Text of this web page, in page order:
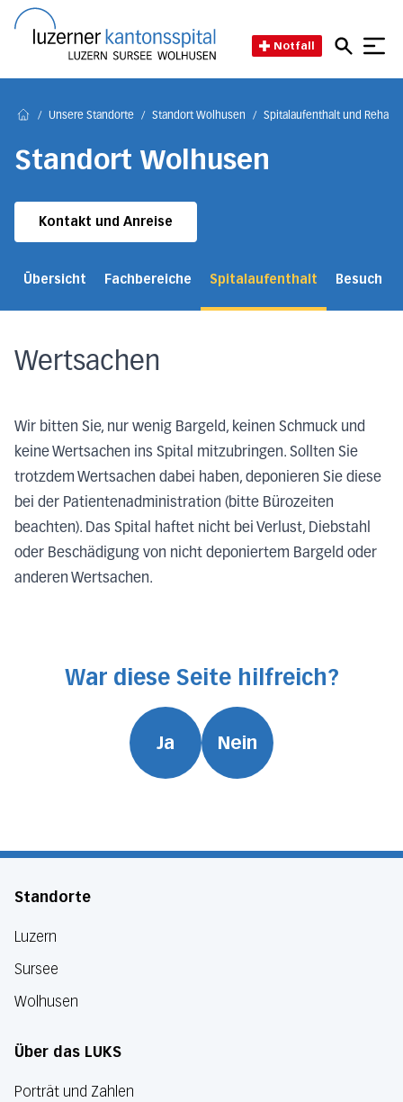
Notfall
/ Unsere Standorte / Standort Wolhusen / Spitalaufenthalt und Reha
Standort Wolhusen
Kontakt und Anreise
Übersicht Fachbereiche Spitalaufenthalt Besuch
Wertsachen
Wir bitten Sie, nur wenig Bargeld, keinen Schmuck und
keine Wertsachen ins Spital mitzubringen. Sollten Sie
trotzdem Wertsachen dabei haben, deponieren Sie diese
bei der Patientenadministration (bitte Bürozeiten
beachten). Das Spital haftet nicht bei Verlust, Diebstahl
oder Beschädigung von nicht deponiertem Bargeld oder
anderen Wertsachen.
War diese Seite hilfreich?
Ja Nein
Standorte
Luzern
Sursee
Wolhusen
Über das LUKS
Porträt und Zahlen